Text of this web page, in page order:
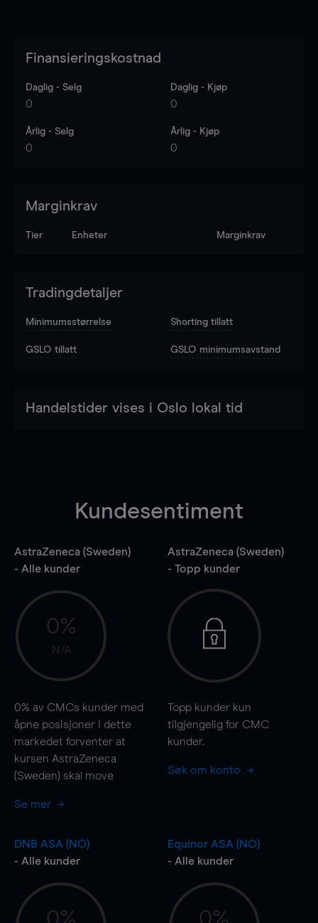
Finansieringskostnad
Daglig - Selg
0
Daglig - Kjøp
0
Årlig - Selg
0
Årlig - Kjøp
0
Marginkrav
Tier Enheter Marginkrav
Tradingdetaljer
Minimumsstørrelse Shorting tillatt
GSLO tillatt GSLO minimumsavstand
Handelstider vises i Oslo lokal tid
Kundesentiment
AstraZeneca (Sweden)
- Alle kunder
0%
N/A
0% av CMCs kunder med
åpne posisjoner i dette
markedet forventer at
kursen AstraZeneca
(Sweden) skal move
Se mer
AstraZeneca (Sweden)
- Topp kunder
Topp kunder kun
tilgjengelig for CMC
kunder.
Søk om konto
DNB ASA (NO)
- Alle kunder
Equinor ASA (NO)
- Alle kunder